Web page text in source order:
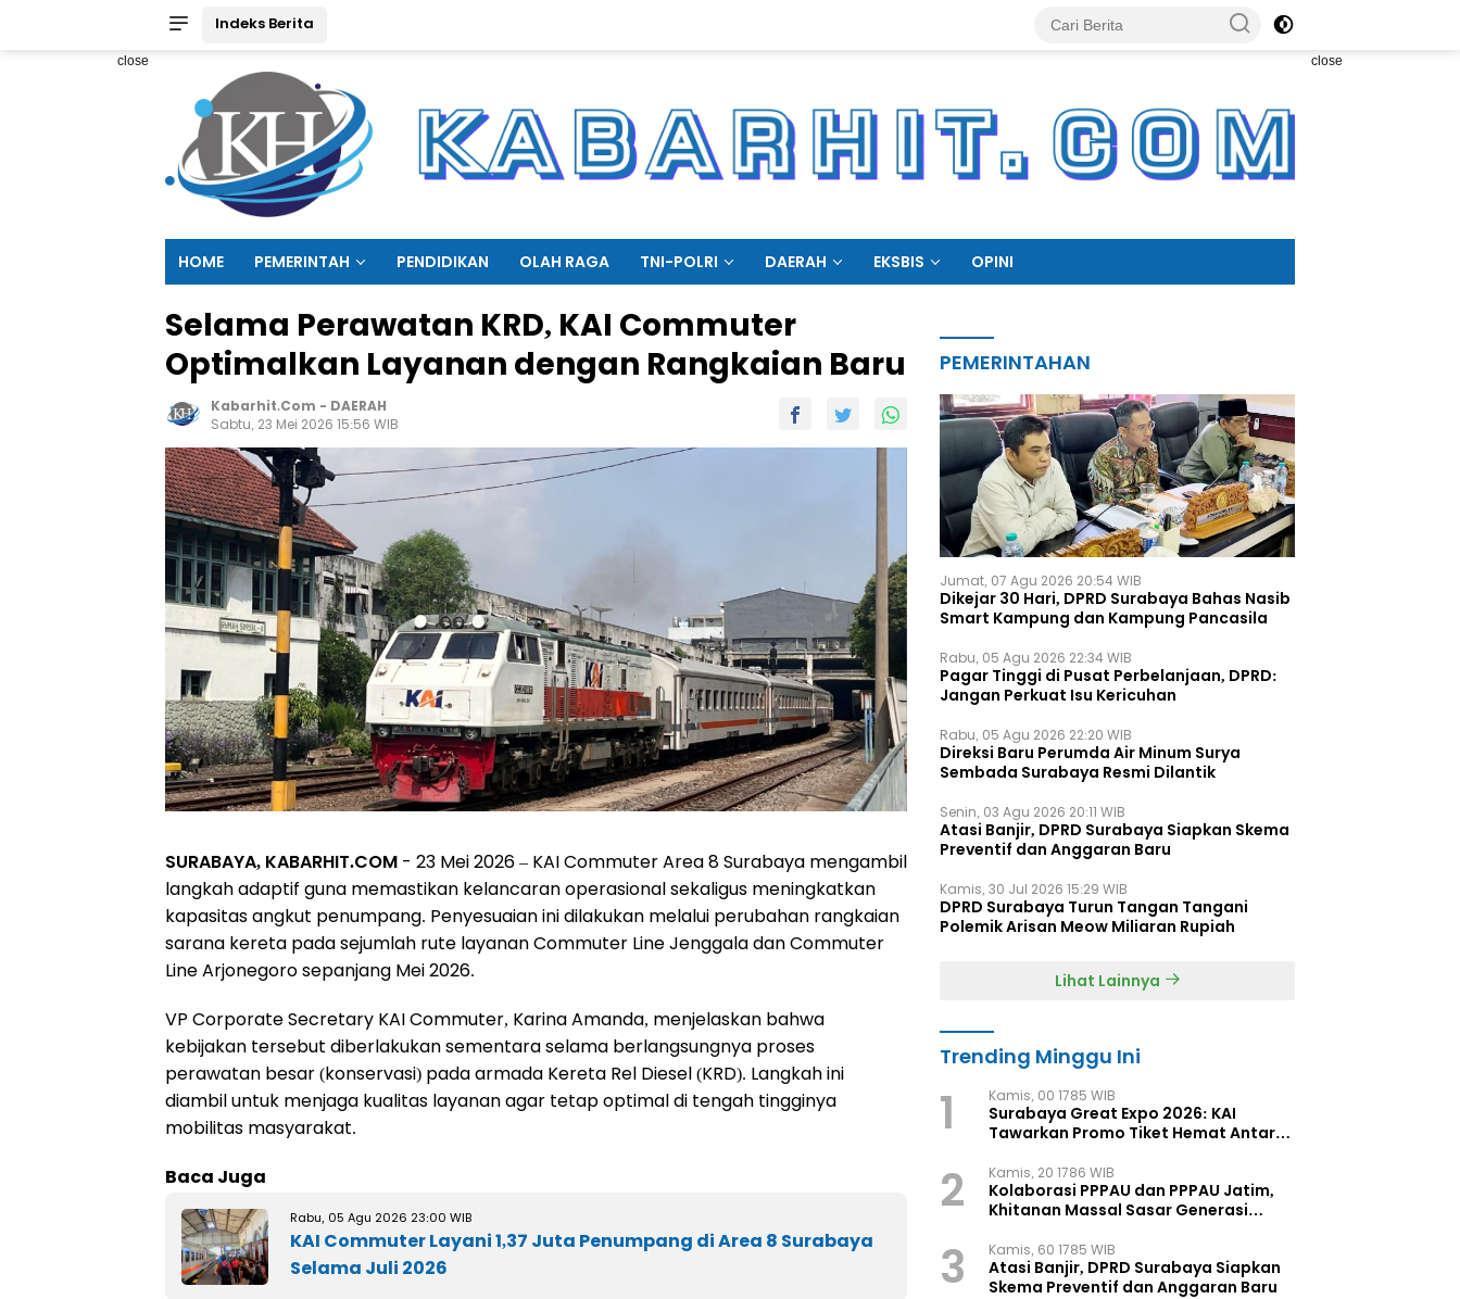
Indeks Berita
close close
HOME PEMERINTAH PENDIDIKAN OLAH RAGA TNI-POLRI DAERAH EKSBIS OPINI
Selama Perawatan KRD, KAI Commuter
Optimalkan Layanan dengan Rangkaian Baru
Kabarhit.com - DAERAH
Sabtu, 23 Mei 2026 15:56 WIB
SURABAYA, KABARHIT.COM - 23 Mei 2026 – KAI Commuter Area 8 Surabaya mengambil
langkah adaptif guna memastikan kelancaran operasional sekaligus meningkatkan
kapasitas angkut penumpang. Penyesuaian ini dilakukan melalui perubahan rangkaian
sarana kereta pada sejumlah rute layanan Commuter Line Jenggala dan Commuter
Line Arjonegoro sepanjang Mei 2026.
VP Corporate Secretary KAI Commuter, Karina Amanda, menjelaskan bahwa
kebijakan tersebut diberlakukan sementara selama berlangsungnya proses
perawatan besar (konservasi) pada armada Kereta Rel Diesel (KRD). Langkah ini
diambil untuk menjaga kualitas layanan agar tetap optimal di tengah tingginya
mobilitas masyarakat.
Baca Juga
Rabu, 05 Agu 2026 23:00 WIB
KAI Commuter Layani 1,37 Juta Penumpang di Area 8 Surabaya
Selama Juli 2026
PEMERINTAHAN
Jumat, 07 Agu 2026 20:54 WIB
Dikejar 30 Hari, DPRD Surabaya Bahas Nasib
Smart Kampung dan Kampung Pancasila
Rabu, 05 Agu 2026 22:34 WIB
Pagar Tinggi di Pusat Perbelanjaan, DPRD:
Jangan Perkuat Isu Kericuhan
Rabu, 05 Agu 2026 22:20 WIB
Direksi Baru Perumda Air Minum Surya
Sembada Surabaya Resmi Dilantik
Senin, 03 Agu 2026 20:11 WIB
Atasi Banjir, DPRD Surabaya Siapkan Skema
Preventif dan Anggaran Baru
Kamis, 30 Jul 2026 15:29 WIB
DPRD Surabaya Turun Tangan Tangani
Polemik Arisan Meow Miliaran Rupiah
Lihat Lainnya
Trending Minggu Ini
1 Kamis, 00 1785 WIB
Surabaya Great Expo 2026: KAI
Tawarkan Promo Tiket Hemat Antar
2 Kamis, 20 1786 WIB
Kolaborasi PPPAU dan PPPAU Jatim,
Khitanan Massal Sasar Generasi
3 Kamis, 60 1785 WIB
Atasi Banjir, DPRD Surabaya Siapkan
Skema Preventif dan Anggaran Baru